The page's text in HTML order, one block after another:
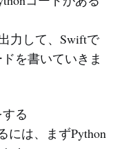
力して、Swiftで
を書いていきま
る
には、まずPython